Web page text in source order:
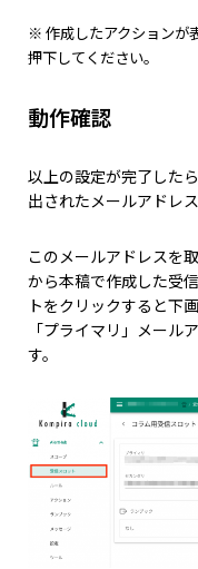
※ 作成したアクションが
押下してください。
動作確認
以上の設定が完了した
出されたメールアドレ
このメールアドレスを
から本稿で作成した受
トをクリックすると下
「プライマリ」メール
す。